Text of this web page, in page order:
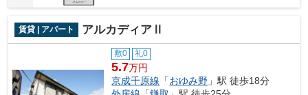
賃貸 | アパート アルカディアⅡ
敷0 礼0
5.7万円
京成千原線 「おゆみ野 」駅 徒歩18分